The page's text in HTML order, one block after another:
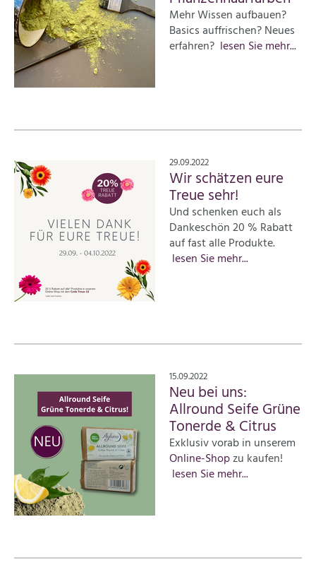
Mehr Wissen aufbauen?
Basics auffrischen? Neues
erfahren? lesen Sie mehr...
29.09.2022
Wir schätzen eure
Treue sehr!
Und schenken euch als
Dankeschön 20 % Rabatt
auf fast alle Produkte.
lesen Sie mehr...
15.09.2022
Neu bei uns:
Allround Seife Grüne
Tonerde & Citrus
Exklusiv vorab in unserem
Online-Shopzu kaufen!
lesen Sie mehr...